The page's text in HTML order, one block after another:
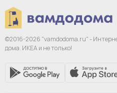
©2016-2026 "vamdodoma.ru" -
дома. ИКЕА и не только!